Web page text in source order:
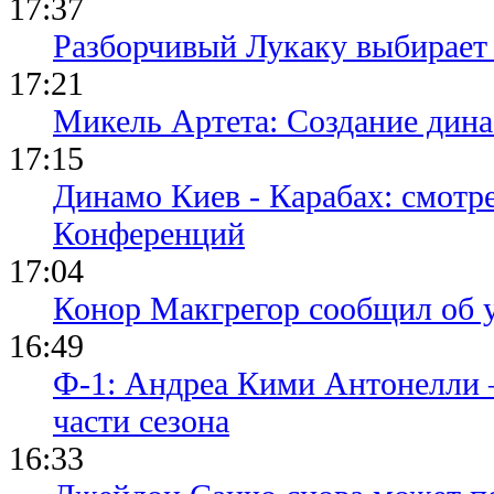
17:37
Разборчивый Лукаку
17:21
Микель Артета: Создание
17:15
Динамо Киев - Карабах:
Конференций
17:04
Конор Макгрегор сообщил об
16:49
Ф-1: Андреа Кими Антонелли
части сезона
16:33